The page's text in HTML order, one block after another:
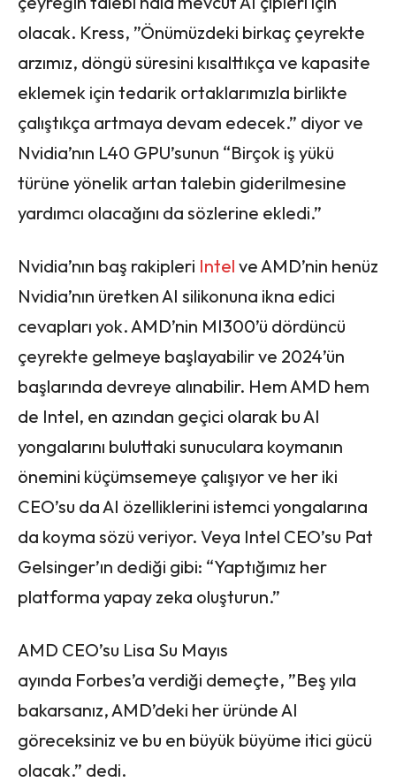
olacak. Kress, ”Önümüzdeki birkaç çeyrekte
arzımız, döngü süresini kısalttıkça ve kapasite
eklemek için tedarik ortaklarımızla birlikte
çalıştıkça artmaya devam edecek.” diyor ve
Nvidia’nın L40 GPU’sunun “Birçok iş yükü
türüne yönelik artan talebin giderilmesine
yardımcı olacağını da sözlerine ekledi.”
Nvidia’nın baş rakipleri Intel ve AMD’nin henüz
Nvidia’nın üretken AI silikonuna ikna edici
cevapları yok. AMD’nin MI300’ü dördüncü
çeyrekte gelmeye başlayabilir ve 2024’ün
başlarında devreye alınabilir. Hem AMD hem
de Intel, en azından geçici olarak bu AI
yongalarını buluttaki sunuculara koymanın
önemini küçümsemeye çalışıyor ve her iki
CEO’su da AI özelliklerini istemci yongalarına
da koyma sözü veriyor. Veya Intel CEO’su Pat
Gelsinger’ın dediği gibi: “Yaptığımız her
platforma yapay zeka oluşturun.”
AMD CEO’su Lisa Su Mayıs
ayında Forbes’a verdiği demeçte, ”Beş yıla
bakarsanız, AMD’deki her üründe AI
göreceksiniz ve bu en büyük büyüme itici gücü
olacak.” dedi.